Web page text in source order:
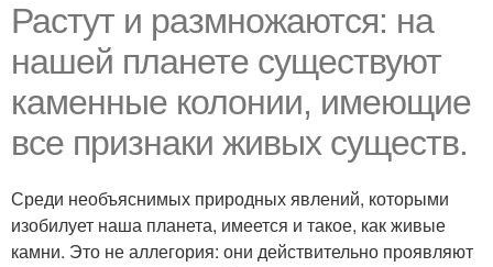
Растут и размножаются: на
нашей планете существуют
каменные колонии, имеющие
все признаки живых существ.
Среди необъяснимых природных явлений, которыми
изобилует наша планета, имеется и такое, как живые
камни. Это не аллегория: они действительно проявляют